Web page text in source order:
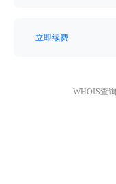
立即续费
WHOIS查询